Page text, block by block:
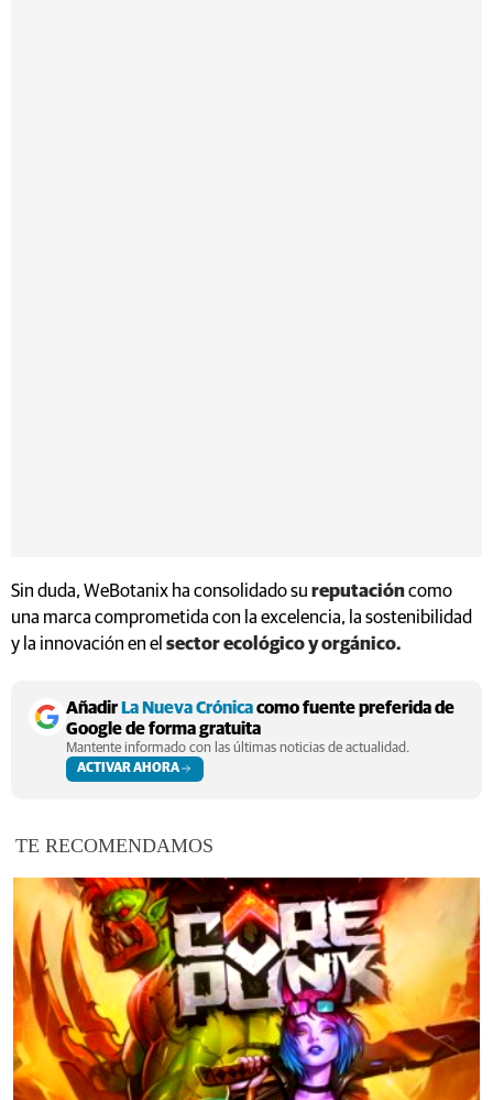
Sin duda, WeBotanix ha consolidado su reputacióncomo
una marca comprometida con la excelencia, la sostenibilidad
y la innovación en el sector ecológico y orgánico.
AñadirLa Nueva Crónicacomo fuente preferida de
Google de forma gratuita
Mantente informado con las últimas noticias de actualidad.
ACTIVAR AHORA
TE RECOMENDAMOS